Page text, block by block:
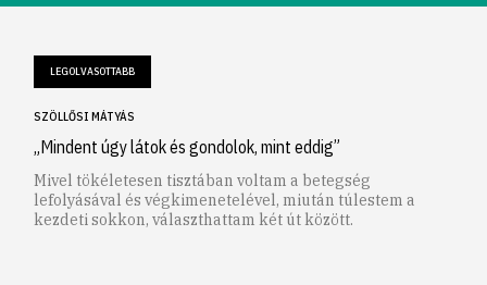
LEGOLVASOTTABB
SZÖLLŐSI MÁTYÁS
„Mindent úgy látok és gondolok, mint eddig”
Mivel tökéletesen tisztában voltam a betegség
lefolyásával és végkimenetelével, miután túlestem a
kezdeti sokkon, választhattam két út között.